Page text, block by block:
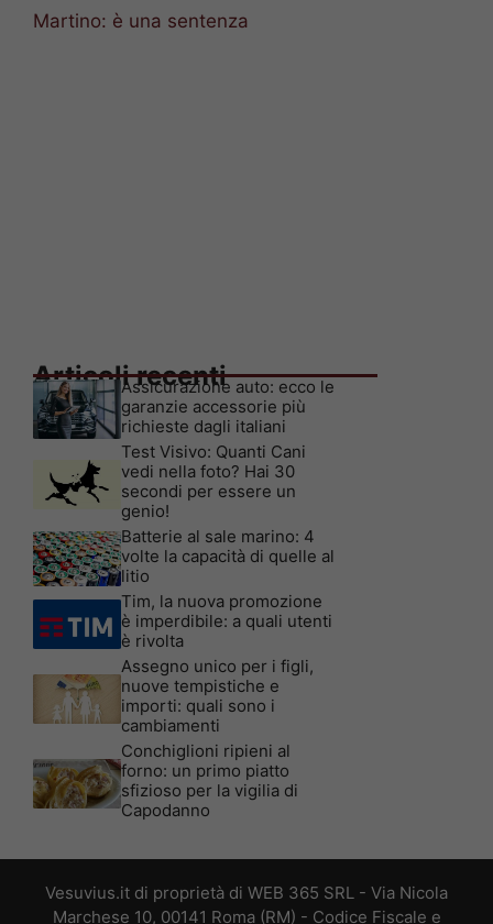
Martino: è una sentenza
Articoli recenti
Assicurazione auto: ecco le
garanzie accessorie più
richieste dagli italiani
Test Visivo: Quanti Cani
vedi nella foto? Hai 30
secondi per essere un
genio!
Batterie al sale marino: 4
volte la capacità di quelle al
litio
Tim, la nuova promozione
è imperdibile: a quali utenti
è rivolta
Assegno unico per i figli,
nuove tempistiche e
importi: quali sono i
cambiamenti
Conchiglioni ripieni al
forno: un primo piatto
sfizioso per la vigilia di
Capodanno
Vesuvius.it di proprietà di WEB 365 SRL - Via Nicola
Marchese 10, 00141 Roma (RM) - Codice Fiscale e